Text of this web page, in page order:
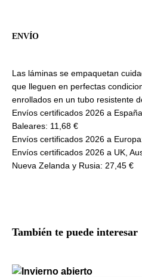
ENVÍO
Las láminas se empaquetan
que lleguen en perfectas
enrollados en un tubo resistente
Envíos certificados 2026 a
Baleares: 11,68 €
Envíos certificados 2026 a
Envíos certificados 2026 a UK,
Nueva Zelanda y Rusia: 27,45 €
También te puede interesar